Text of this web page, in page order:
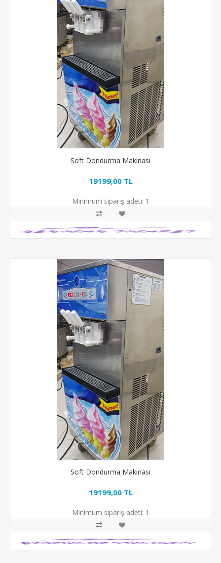
Soft Dondurma Makinası
19199,00 TL
Minimum sipariş adeti: 1
Soft Dondurma Makinası
19199,00 TL
Minimum sipariş adeti: 1